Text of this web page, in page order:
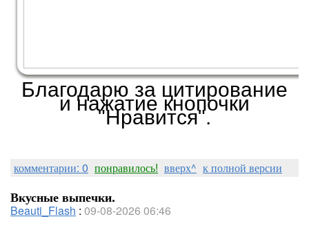
Благодарю за цитирование
и нажатие кнопочки
"Нравится".
комментарии: 0 понравилось! вверх^ к полной версии
Вкусные выпечки.
Beauti_Flash : 09-08-2026 06:46